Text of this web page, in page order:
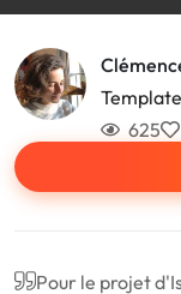
625
Pour le projet